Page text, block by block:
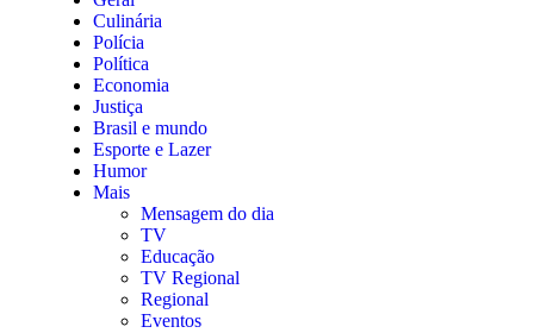
Culinária
Polícia
Política
Economia
Justiça
Brasil e mundo
Esporte e Lazer
Humor
Mais
Mensagem do dia
TV
Educação
TV Regional
Regional
Eventos